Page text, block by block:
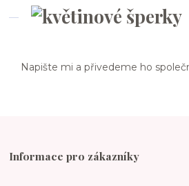
Napište mi a přivedeme ho
Informace pro zákazníky